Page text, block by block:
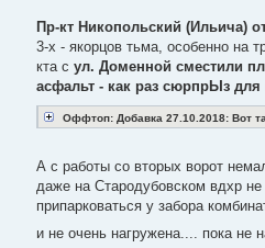
Пр-кт Никопольский (Ильича)
3-х - якорцов тьма, особенно на
кта с ул. Доменной сместили
асфальт - как раз сюрпрЫз для
Оффтоп: Добавка 27.10.2018: Вот
А с работы со вторых ворот
даже на Стародубовском вдхр
припарковаться у забора
и не очень нагружена.... пока не